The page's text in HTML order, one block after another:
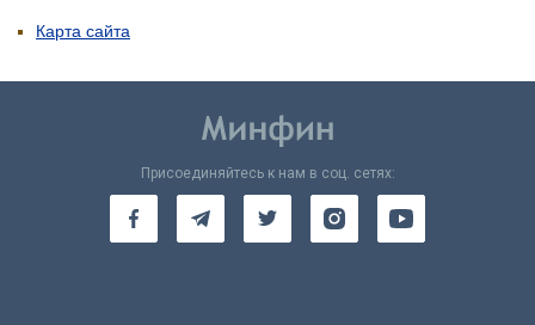
Карта сайта
Присоединяйтесь к нам в соц. сетях: